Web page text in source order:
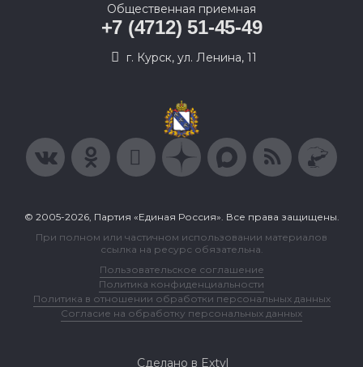
Общественная приемная
+7 (4712) 51-45-49
г. Курск, ул. Ленина, 11
© 2005-2026, Партия «Единая Россия». Все права защищены.
При полном или частичном использовании материалов
ссылка на ресурс обязательна.
Пользовательское соглашение
Политика конфиденциальности
Политика в отношении обработки персональных данных
Согласие на обработку персональных данных
Сделано в Extyl